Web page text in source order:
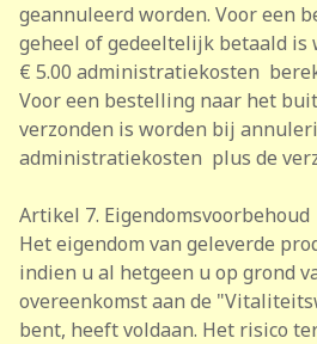
geannuleerd worden. Voor een
geheel of gedeeltelijk betaald
€ 5.00 administratiekosten
Voor een bestelling naar het
verzonden is worden bij
administratiekosten plus de
Artikel 7. Eigendomsvoorbehoud
Het eigendom van geleverde
indien u al hetgeen u op grond
overeenkomst aan de
bent, heeft voldaan. Het risico